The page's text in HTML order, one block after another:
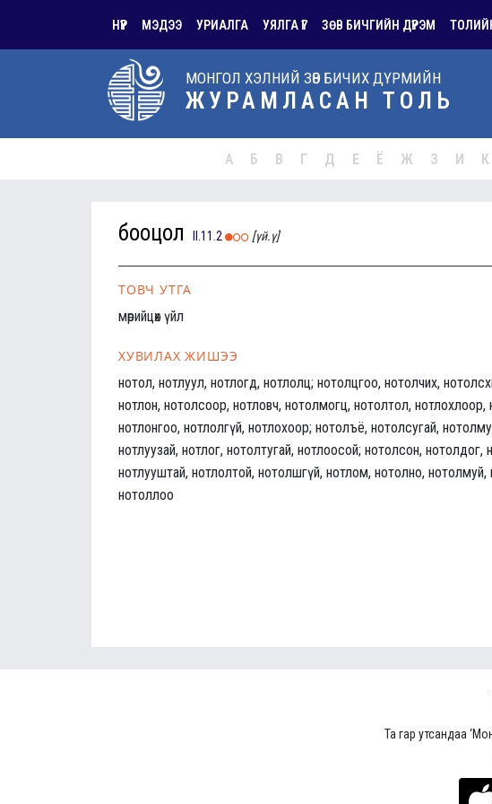
НҮҮР МЭДЭЭ УРИАЛГА УЯЛГА ҮГ ЗӨВ БИЧГИЙН ДҮРЭМ
МОНГОЛ ХЭЛНИЙ ЗӨВ БИЧИХ ДҮРМИЙН
ЖУРАМЛАСАН ТОЛЬ
А Б В Г Д Е Ё Ж З И К
бооцол II.11.2 [үй.ү]
ТОВЧ УТГА
мөрийцөх үйл
ХУВИЛАХ ЖИШЭЭ
нотол, нотлуул, нотлогд, нотлолц; нотолцгоо, нотолчих,
нотлон, нотолсоор, нотловч, нотолмогц, нотолтол,
нотлонгоо, нотлолгүй, нотлохоор; нотолъё, нотолсугай,
нотлуузай, нотлог, нотолтугай, нотлоосой; нотолсон,
нотлууштай, нотлолтой, нотолшгүй, нотлом, нотолно,
нотоллоо
Та гар утсандаа